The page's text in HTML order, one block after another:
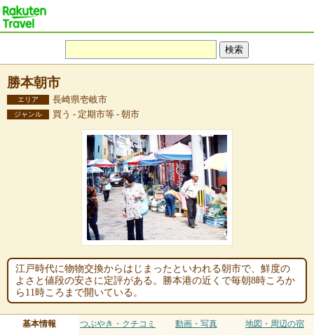
勝本朝市
エリア 長崎県壱岐市
ジャンル 買う - 定期市等 - 朝市
江戸時代に物物交換からはじまったといわれる朝市で、鮮度の
よさと値段の安さに定評がある。勝本港の近くで毎朝8時ころか
ら11時ころまで開いている。
基本情報 つぶやき・クチコミ 動画・写真 地図・周辺の宿